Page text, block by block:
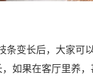
条变长后，大家可
如果在客厅里养